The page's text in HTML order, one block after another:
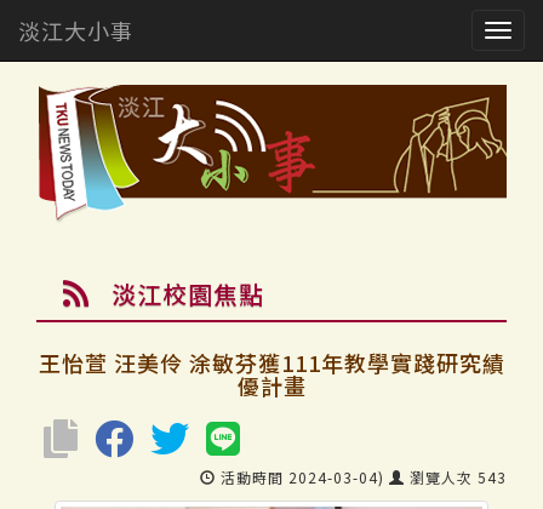
淡江大小事
淡江校園焦點
王怡萱 汪美伶 涂敏芬獲111年教學實踐研究績
優計畫
活動時間 2024-03-04) 瀏覽人次 543